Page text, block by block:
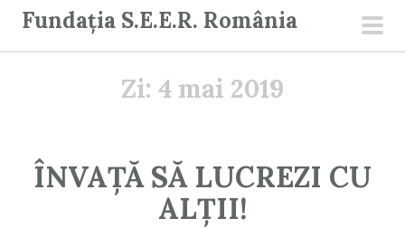
Fundația S.E.E.R. România
Zi: 4 mai 2019
ÎNVAȚĂ SĂ LUCREZI CU
ALȚII!